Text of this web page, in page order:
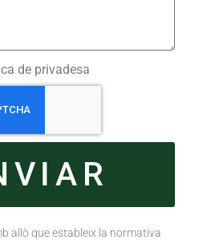
de privadesa
allò que estableix la normativa